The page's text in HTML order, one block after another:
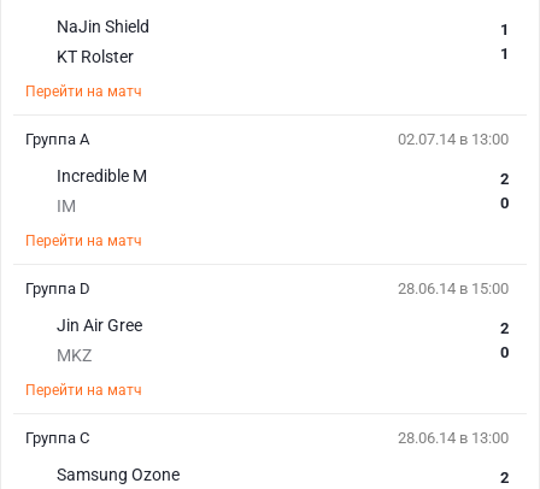
NaJin Shield
KT Rolster
1
1
Перейти на матч
02.07.14 в 13:00
Incredible M
IM
2
0
Перейти на матч
Группа А
28.06.14 в 15:00
Jin Air Gree
MKZ
2
0
Перейти на матч
Группа D
28.06.14 в 13:00
Samsung Ozone
2
Группа С